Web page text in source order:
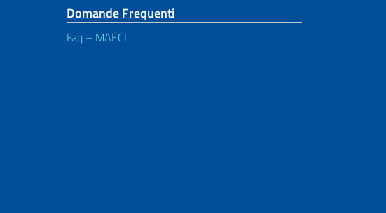
Domande Frequenti
Faq – MAECI